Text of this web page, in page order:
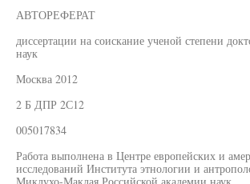
АВТОРЕФЕРАТ
диссертации на соискание ученой степени
наук
Москва 2012
2 Б ДПР 2С12
005017834
Работа выполнена в Центре европейских и
исследований Института этнологии и